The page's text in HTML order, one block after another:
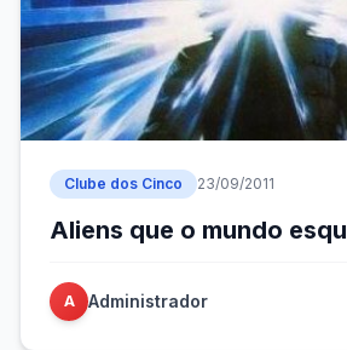
Clube dos Cinco 23/09/2011
Aliens que o mundo
A Administrador